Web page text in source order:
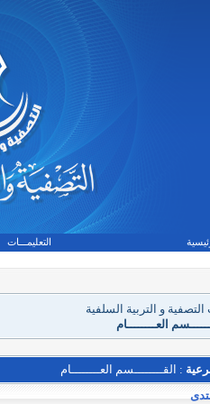
التعليمـــات
التصفية و التربية السلفية
العــــــــام
: القــــــــسم العــــــــام